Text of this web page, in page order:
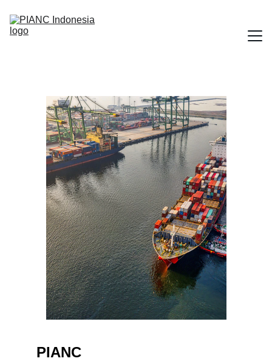
Working Group & Komisi
Publikasi PIANC
Kontak Kami
PIANC